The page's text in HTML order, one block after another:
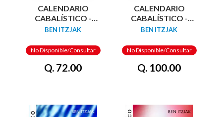
CALENDARIO
CABALÍSTICO -
OCTUBRE
BEN ITZJAK
No Disponible/Consultar
Q. 72.00
CALENDARIO
CABALÍSTICO -
SEPTIEMBRE
BEN ITZJAK
No Disponible/Consultar
Q. 100.00